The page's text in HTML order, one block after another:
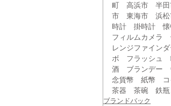
町　高浜市　半
市　東海市　浜
時計　掛時計　
フィルムカメラ
レンジファイン
ボ　フラッシュ
酒　ブランデー
念貨幣　紙幣　
茶器　茶碗　鉄
ブランドバック